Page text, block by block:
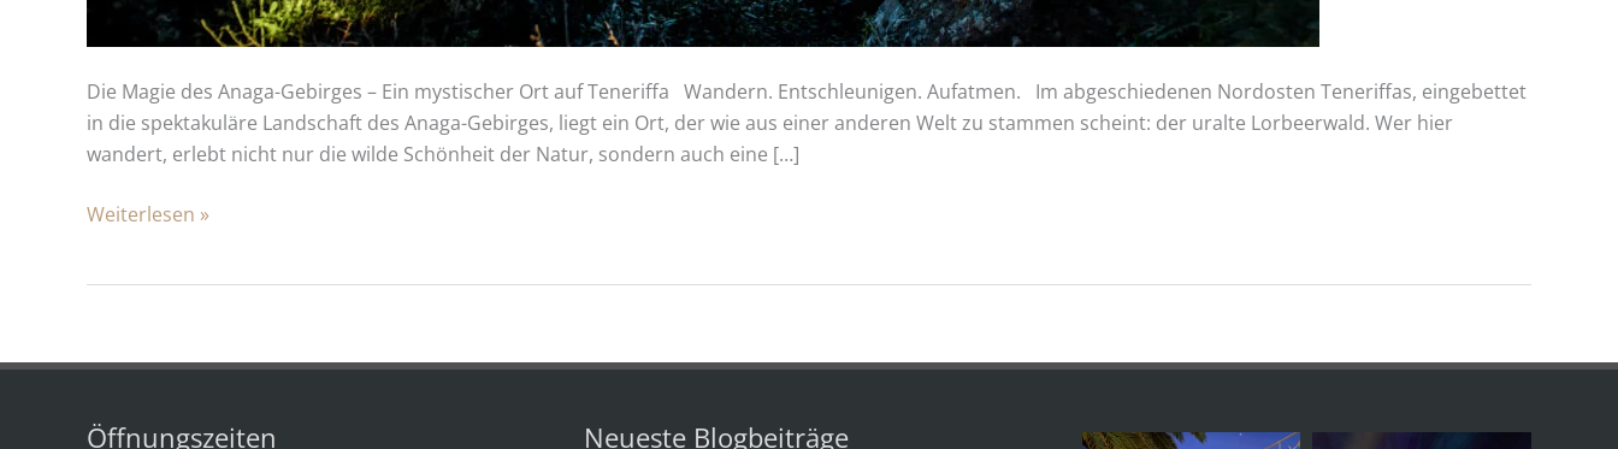
Die Magie des Anaga-Gebirges – Ein mystischer Ort auf Teneriffa Wandern. Entschleunigen. Aufatmen. Im abgeschiedenen Nordosten Teneriffas, eingebettet
in die spektakuläre Landschaft des Anaga-Gebirges, liegt ein Ort, der wie aus einer anderen Welt zu stammen scheint: der uralte Lorbeerwald. Wer hier
wandert, erlebt nicht nur die wilde Schönheit der Natur, sondern auch eine […]
Weiterlesen »
Öffnungszeiten Neueste Blogbeiträge